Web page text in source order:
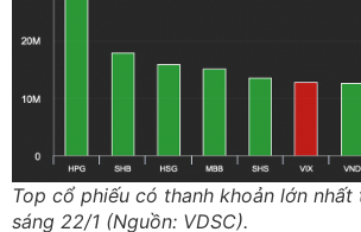
Top cổ phiếu có thanh khoản lớn
sáng 22/1 (Nguồn: VDSC).